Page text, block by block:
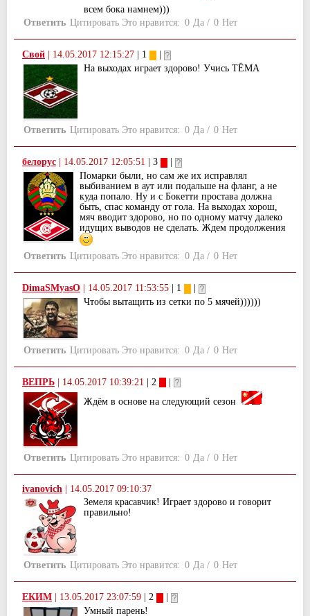
всем бока намнем)))
Ответить Цитировать Это нравится: 0 Да / 0 Нет
Свой 14.05.2017 12:15:27 | 1
На выходах играет здорово! Учись ТЁМА
Ответить Цитировать Это нравится: 0 Да / 0 Нет
белорус 14.05.2017 12:05:51 | 3
Помарки были, но сам же их исправлял
выбиванием в аут или подальше на фланг, а не
куда попало. Ну и с Бокетти простава должна
быть, спас команду от гола. На выходах хорош,
мяч вводит здорово, но по одному матчу далеко
идущих выводов не сделать. Ждем продолжения
Ответить Цитировать Это нравится: 0 Да / 0 Нет
DimaSMyasO 14.05.2017 11:53:55 | 1
Чтобы вытащить из сетки по 5 мячей))))))
Ответить Цитировать Это нравится: 0 Да / 0 Нет
ВЕПРЬ | 14.05.2017 10:39:21 | 2
|
Ждём в основе на следующий сезон
Ответить Цитировать Это нравится: 0 Да / 0 Нет
ivanovich
14.05.2017 09:10:37
Земеля красавчик! Играет здорово и говорит
правильно!
Ответить Цитировать Это нравится: 0 Да / 0 Нет
ЕКИМ 13.05.2017 23:07:59 | 2
Умный парень!